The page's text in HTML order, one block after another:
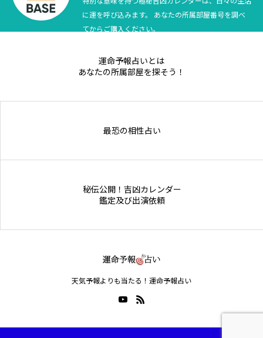
テニス四大大会・五輪
に運を呼び込みます。 あなたの所属部屋番号を調べ
てからご購入ください。
運命予報占いとは
あなたの所属部屋を探そう！
最恐の相性占い
秘伝公開！吉凶カレンダー
鑑定及び出演依頼
天気予報よりも当たる！運命予報占い